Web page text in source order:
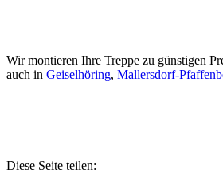
Wir montieren Ihre Treppe zu günstigen
auch in Geiselhöring, Mallersdorf-
Diese Seite teilen: